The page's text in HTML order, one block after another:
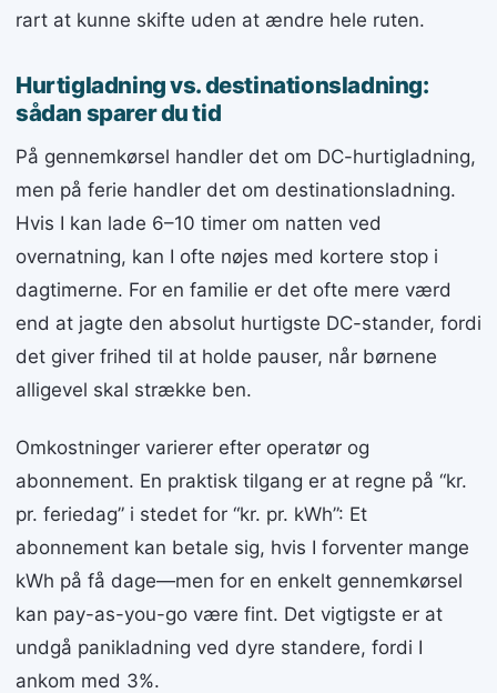
rart at kunne skifte uden at ændre hele ruten.
Hurtigladning vs. destinationsladning:
sådan sparer du tid
På gennemkørsel handler det om DC-hurtigladning,
men på ferie handler det om destinationsladning.
Hvis I kan lade 6–10 timer om natten ved
overnatning, kan I ofte nøjes med kortere stop i
dagtimerne. For en familie er det ofte mere værd
end at jagte den absolut hurtigste DC-stander, fordi
det giver frihed til at holde pauser, når børnene
alligevel skal strække ben.
Omkostninger varierer efter operatør og
abonnement. En praktisk tilgang er at regne på “kr.
pr. feriedag” i stedet for “kr. pr. kWh”: Et
abonnement kan betale sig, hvis I forventer mange
kWh på få dage—men for en enkelt gennemkørsel
kan pay-as-you-go være fint. Det vigtigste er at
undgå panikladning ved dyre standere, fordi I
ankom med 3%.